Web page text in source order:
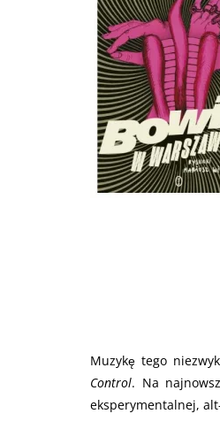
Muzykę tego
Control. Na
eksperymentalnej,